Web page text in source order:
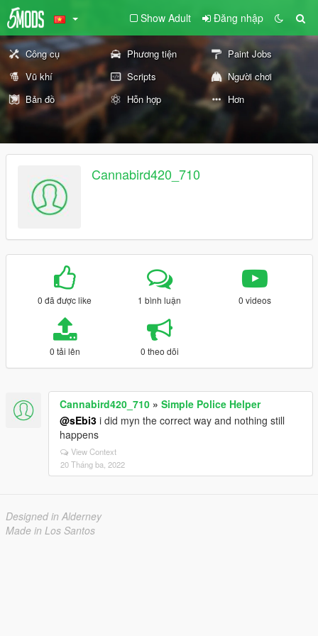
Show Adult Đăng nhập
Công cụ Phương tiện
Paint Jobs
Vũ khí
Scripts
Người chơi
Bản đồ
Hỗn hợp Hơn
Cannabird420_710
0 đã được like 1 bình luận 0 videos
0 tải lên 0 theo dõi
Cannabird420_710 » Simple Police Helper
@sEbi3 i did myn the correct way and nothing still
happens
View Context
20 Tháng ba, 2022
Designed in Alderney
Made in Los Santos